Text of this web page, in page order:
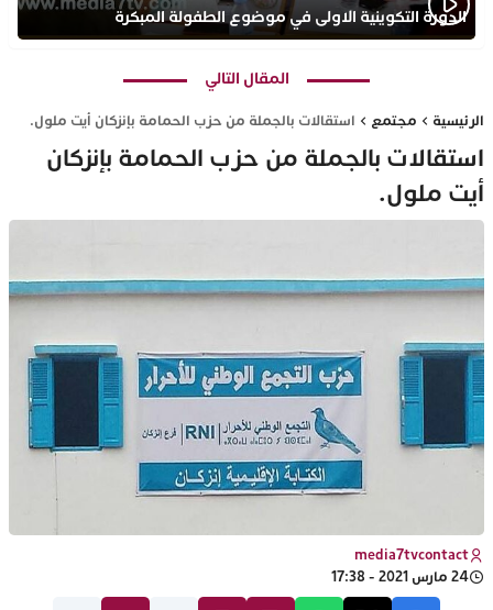
الدورة التكوينية الاولى في موضوع الطفولة المبكرة
بمركز التكوين ثانوية الحسن الثاني التأهيلية
المقال التالي
الرئيسية مجتمع استقالات بالجملة من حزب الحمامة بإنزكان أيت ملول.
استقالات بالجملة من حزب الحمامة بإنزكان
أيت ملول.
media7tvcontact
24 مارس 2021 - 17:38